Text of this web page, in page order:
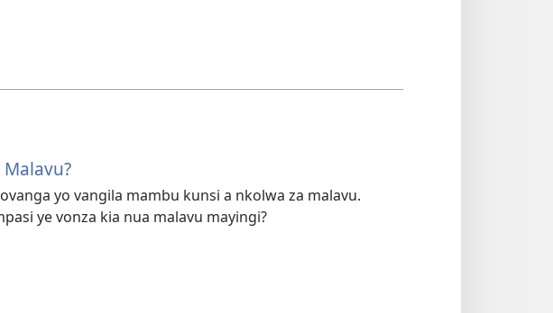
yo vangila mambu kunsi a nkolwa za malavu.
ye vonza kia nua malavu mayingi?